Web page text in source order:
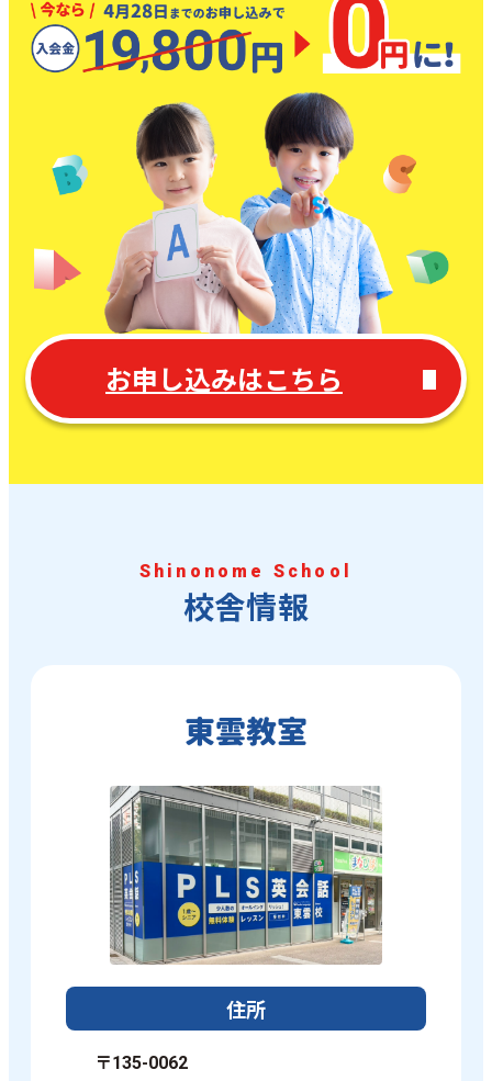
お申し込みはこちら
Shinonome School
校舎情報
東雲教室
住所
〒135-0062